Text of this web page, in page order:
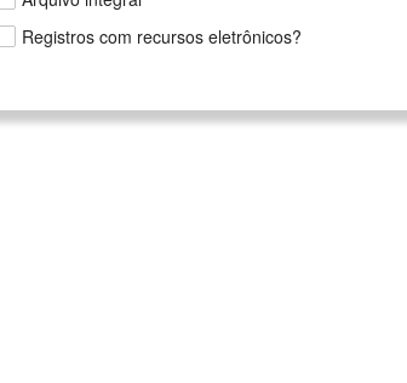
Registros com recursos eletrônicos?